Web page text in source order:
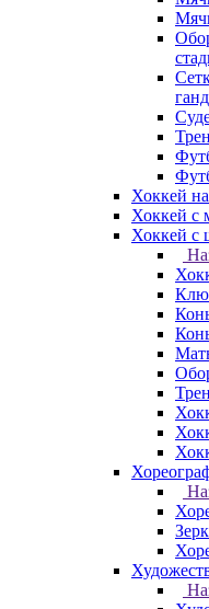
Хоккей
Хоккей с
Хоккей с